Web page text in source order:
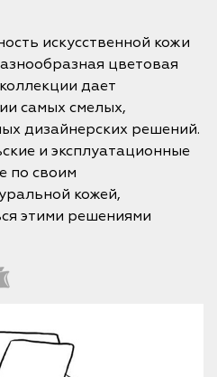
искусственной кожи
цветовая
дает
самых смелых,
дизайнерских решений.
и эксплуатационные
по своим
кожей,
этими решениями